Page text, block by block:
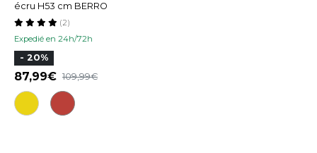
écru H53 cm BERRO
Expedié en 24h/72h
(2)
- 20%
87,99 109,99